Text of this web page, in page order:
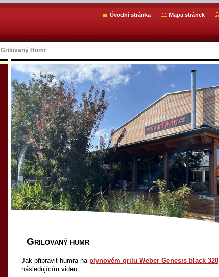
Úvodní stránka Mapa stránek
Grilovaný Humr
G RILOVANÝ HUMR
Jak připravit humra na plynovém grilu Weber Genesis black 320
následujícím videu